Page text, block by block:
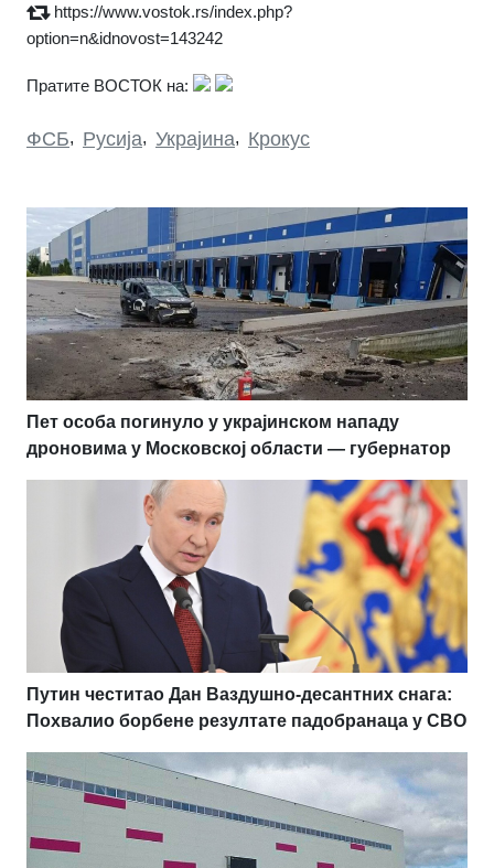
https://www.vostok.rs/index.php?
option=n&idnovost=143242
Пратите ВОСТОК на:
ФСБ, Русија, Украјина, Крокус
Пет особа погинуло у украјинском нападу
дроновима у Московској области — губернатор
Путин честитао Дан Ваздушно-десантних снага:
Похвалио борбене резултате падобранаца у СВО